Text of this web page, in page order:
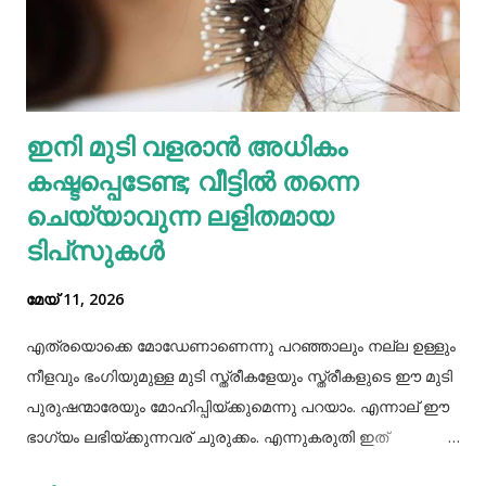
വെള്ളക്കടല. നാരുകളും പ്രോട്ടീനുകളും
അടങ്ങിയിരിക്കുന്നതിനാൽ വെള്ളക്കടല പതിവായി
കഴിക്കുന്നത് ചില രോഗങ്ങൾ തടയാൻ സഹായിക്കുന്നു. റാഗി...
എല്ലാത്തരം തിനയും പോഷകസമൃദ്ധമാണെങ്കിലും, റാഗിക്ക്
ചില പ്രത്യേക ഗുണങ്ങളുണ്ട്. റാഗി ഗ്ലൂറ്റൻ രഹിതവും
പ്രോട്ടീനാൽ സമ്പുഷ്ടവുമാണ്. മറ്റ് തിനകളേക്കാൾ കൂടുതൽ
കാൽസ്യ...
ഇനി മുടി വളരാൻ അധികം
കഷ്ടപ്പെടേണ്ട; വീട്ടിൽ തന്നെ
ചെയ്യാവുന്ന ലളിതമായ
ടിപ്‌സുകൾ
മേയ് 11, 2026
എത്രയൊക്കെ മോഡേണാണെന്നു പറഞ്ഞാലും നല്ല ഉള്ളും
നീളവും ഭംഗിയുമുള്ള മുടി സ്ത്രീകളേയും സ്ത്രീകളുടെ ഈ മുടി
പുരുഷന്മാരേയും മോഹിപ്പിയ്ക്കുമെന്നു പറയാം. എന്നാല് ഈ
ഭാഗ്യം ലഭിയ്ക്കുന്നവര് ചുരുക്കം. എന്നുകരുതി ഇത്